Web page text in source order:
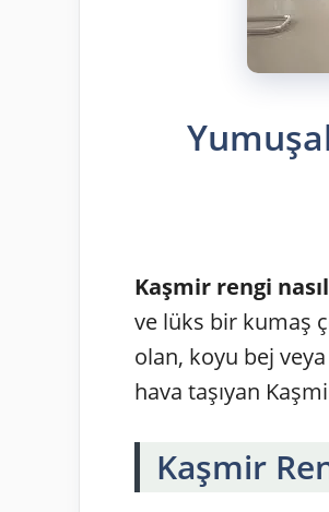
Kaşmir rengi
ve lüks bir kumaş
olan, koyu bej
hava taşıyan
Kaşmir